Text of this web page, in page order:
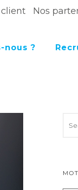
client Nos
nous ?